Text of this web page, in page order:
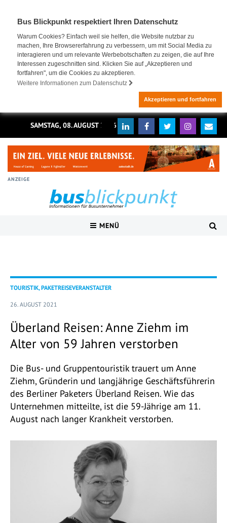
Bus Blickpunkt respektiert Ihren Datenschutz
Warum Cookies? Einfach weil sie helfen, die Website nutzbar zu
machen, Ihre Browsererfahrung zu verbessern, um mit Social Media zu
interagieren und um relevante Werbebotschaften zu zeigen, die auf Ihre
Interessen zugeschnitten sind. Klicken Sie auf „Akzeptieren und
fortfahren", um die Cookies zu akzeptieren.
Weitere Informationen zum Datenschutz
Akzeptieren und fortfahren
SAMSTAG, 08. AUGUST 2026
ANZEIGE
MENÜ
TOURISTIK, PAKETREISEVERANSTALTER
26. AUGUST 2021
Überland Reisen: Anne Ziehm im
Alter von 59 Jahren verstorben
Die Bus- und Gruppentouristik trauert um Anne
Ziehm, Gründerin und langjährige Geschäftsführerin
des Berliner Paketers Überland Reisen. Wie das
Unternehmen mitteilte, ist die 59-Jährige am 11.
August nach langer Krankheit verstorben.